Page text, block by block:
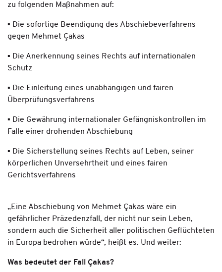
zu folgenden Maßnahmen auf:
▪ Die sofortige Beendigung des Abschiebeverfahrens
gegen Mehmet Çakas
▪ Die Anerkennung seines Rechts auf internationalen
Schutz
▪ Die Einleitung eines unabhängigen und fairen
Überprüfungsverfahrens
▪ Die Gewährung internationaler Gefängniskontrollen im
Falle einer drohenden Abschiebung
▪ Die Sicherstellung seines Rechts auf Leben, seiner
körperlichen Unversehrtheit und eines fairen
Gerichtsverfahrens
„Eine Abschiebung von Mehmet Çakas wäre ein
gefährlicher Präzedenzfall, der nicht nur sein Leben,
sondern auch die Sicherheit aller politischen Geflüchteten
in Europa bedrohen würde“, heißt es. Und weiter:
Was bedeutet der Fall Çakas?